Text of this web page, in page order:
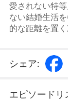
愛されない特
ない結婚生活
的な距離を置
「義妹」であ
の単なる隠れ
真実を突きつ
シェア:
エピソードリ